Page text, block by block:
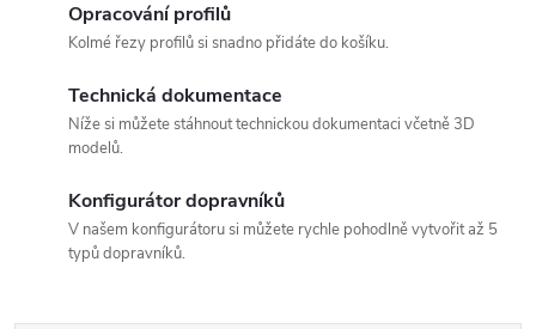
Opracování profilů
Kolmé řezy profilů si snadno přidáte do košíku.
Technická dokumentace
Níže si můžete stáhnout technickou dokumentaci včetně 3D
modelů.
Konfigurátor dopravníků
V našem konfigurátoru si můžete rychle pohodlně vytvořit až 5
typů dopravníků.